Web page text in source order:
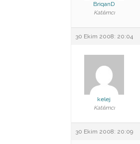
BriqanD
Katılımcı
30 Ekim 2008: 20:04
kelej
Katılımcı
30 Ekim 2008: 20:09